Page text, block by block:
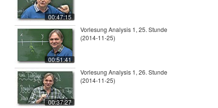
00:47:15
00:51:41
Vorlesung Analysis 1, 25. Stunde
(2014-11-25)
00:37:27
Vorlesung Analysis 1, 26. Stunde
(2014-11-25)